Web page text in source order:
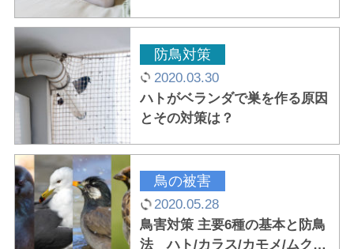
防鳥対策
2020.03.30
ハトがベランダで巣を作る原因
とその対策は？
鳥の被害
2020.05.28
鳥害対策 主要6種の基本と防鳥
法 ハト/カラス/カモメ/ムクド